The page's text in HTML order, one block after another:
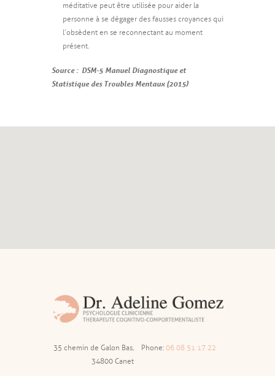
méditative peut être utilisée pour aider la
personne à se dégager des fausses croyances qui
l’obsèdent en se reconnectant au moment
présent.
Source : DSM-5 Manuel Diagnostique et
Statistique des Troubles Mentaux (2015)
Phone: 06 08 51 17 22
35 chemin de Galon Bas,
34800 Canet